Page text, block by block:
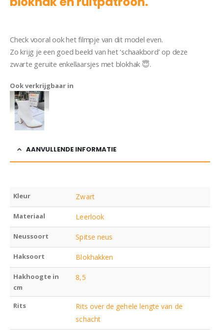
Check vooral ook het filmpje van dit model even.
Zo krijg je een goed beeld van het ‘schaakbord’ op deze
zwarte geruite enkellaarsjes met blokhak 😇.
Ook verkrijgbaar in
AANVULLENDE INFORMATIE
Kleur Zwart
Materiaal Leerlook
Neussoort Spitse neus
Haksoort Blokhakken
Hakhoogte in
cm
8,5
Rits
Rits over de gehele lengte van de
schacht